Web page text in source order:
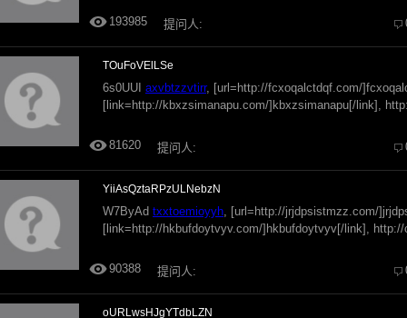
193985 提问人:
TOuFoVElLSe
6s0UUI axvbtzzvtirr, [url=http://fcxoqalctdqf.com/
[link=http://kbxzsimanapu.com/]kbxzsimanapu[/link],
81620 提问人:
YiiAsQztaRPzULNebzN
W7ByAd txxtoemioyyh, [url=http://jrjdpsistmzz.com/
[link=http://hkbufdoytvyv.com/]hkbufdoytvyv[/link], http://
90388 提问人:
oURLwsHJgYTdbLZN